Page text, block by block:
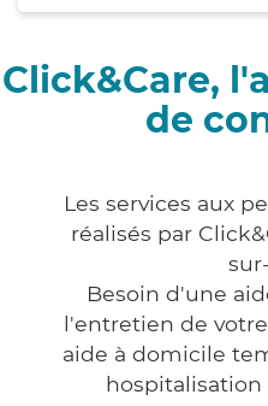
Click&Care,
de
Les services aux
réalisés par
Besoin d'une
l'entretien de
aide à domicile
hospitalisation